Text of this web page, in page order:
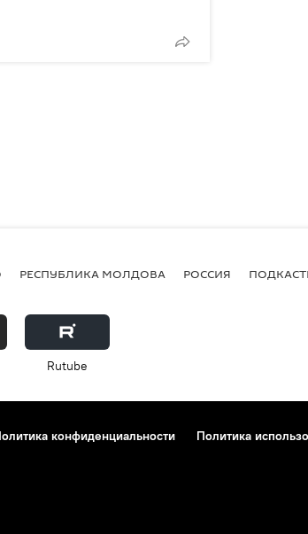
РЕСПУБЛИКА МОЛДОВА РОССИЯ
Rutube
конфиденциальности
Политика